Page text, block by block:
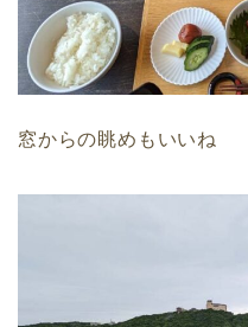
窓からの眺めもいいね